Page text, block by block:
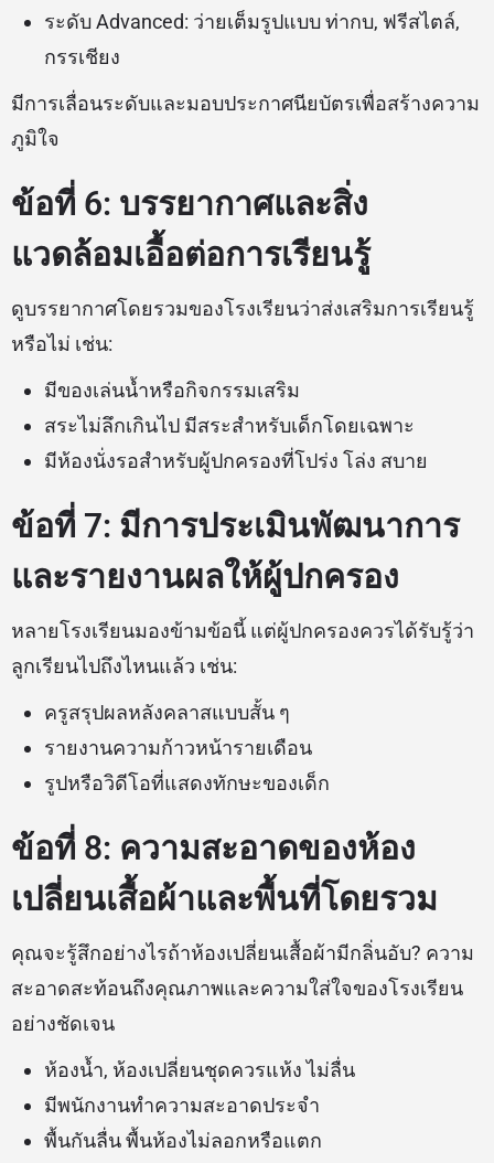
ระดับ Advanced: ว่ายเต็มรูปแบบ ท่ากบ, ฟรีสไตล์,
กรรเชียง
มีการเลื่อนระดับและมอบประกาศนียบัตรเพื่อสร้างความ
ภูมิใจ
ข้อที่ 6: บรรยากาศและสิ่ง
แวดล้อมเอื้อต่อการเรียนรู้
ดูบรรยากาศโดยรวมของโรงเรียนว่าส่งเสริมการเรียนรู้
หรือไม่ เช่น:
มีของเล่นน้ำหรือกิจกรรมเสริม
สระไม่ลึกเกินไป มีสระสำหรับเด็กโดยเฉพาะ
มีห้องนั่งรอสำหรับผู้ปกครองที่โปร่ง โล่ง สบาย
ข้อที่ 7: มีการประเมินพัฒนาการ
และรายงานผลให้ผู้ปกครอง
หลายโรงเรียนมองข้ามข้อนี้ แต่ผู้ปกครองควรได้รับรู้ว่า
ลูกเรียนไปถึงไหนแล้ว เช่น:
ครูสรุปผลหลังคลาสแบบสั้น ๆ
รายงานความก้าวหน้ารายเดือน
รูปหรือวิดีโอที่แสดงทักษะของเด็ก
ข้อที่ 8: ความสะอาดของห้อง
เปลี่ยนเสื้อผ้าและพื้นที่โดยรวม
คุณจะรู้สึกอย่างไรถ้าห้องเปลี่ยนเสื้อผ้ามีกลิ่นอับ? ความ
สะอาดสะท้อนถึงคุณภาพและความใส่ใจของโรงเรียน
อย่างชัดเจน
ห้องน้ำ, ห้องเปลี่ยนชุดควรแห้ง ไม่ลื่น
มีพนักงานทำความสะอาดประจำ
พื้นกันลื่น พื้นห้องไม่ลอกหรือแตก